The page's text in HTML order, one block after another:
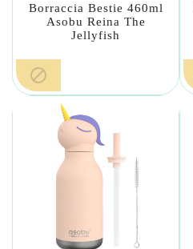
Borraccia Bestie 460ml
Asobu Reina The
Jellyfish
